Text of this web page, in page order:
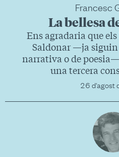
Francesc
La bellesa
Ens agradaria que
Saldonar —ja siguin
narrativa o de
una tercera
26 d'agost